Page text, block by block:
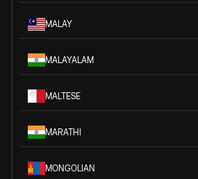
MALAY
MALAYALAM
MALTESE
MARATHI
MONGOLIAN